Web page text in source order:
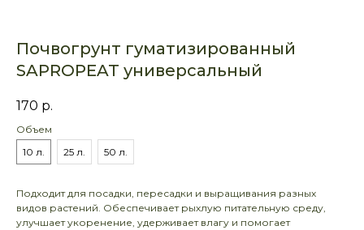
Почвогрунт гуматизированный
SAPROPEAT универсальный
170 р.
Объем
10 л.
25 л. 50 л.
Подходит для посадки, пересадки и выращивания разных
видов растений. Обеспечивает рыхлую питательную среду,
улучшает укоренение, удерживает влагу и помогает